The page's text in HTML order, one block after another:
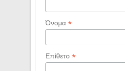
Όνομα *
Επίθετο *